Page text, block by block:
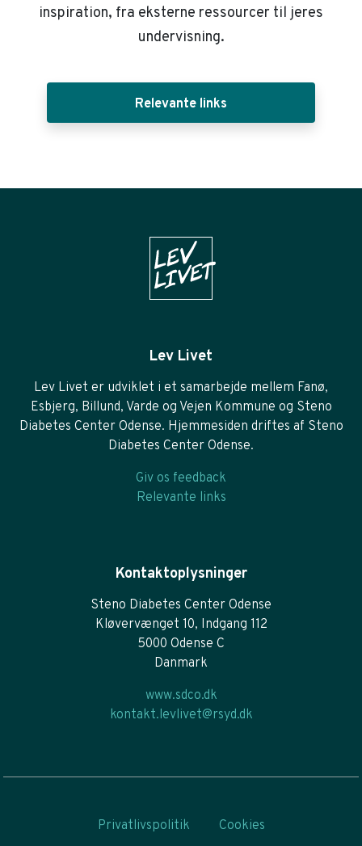
inspiration, fra eksterne ressourcer til jeres
undervisning.
Relevante links
Lev Livet
Lev Livet er udviklet i et samarbejde mellem Fanø,
Esbjerg, Billund, Varde og Vejen Kommune og Steno
Diabetes Center Odense. Hjemmesiden driftes af Steno
Diabetes Center Odense.
Giv os feedback
Relevante links
Kontaktoplysninger
Steno Diabetes Center Odense
Kløvervænget 10, Indgang 112
5000 Odense C
Danmark
www.sdco.dk
kontakt.levlivet@rsyd.dk
Privatlivspolitik Cookies